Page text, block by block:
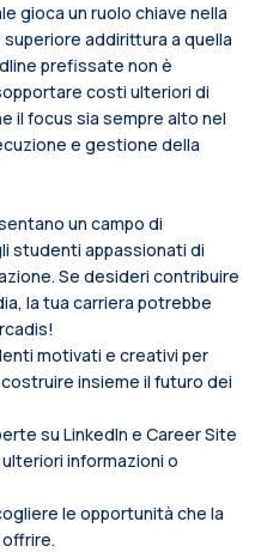
gioca un ruolo chiave nella
addirittura a quella
prefissate non è
costi ulteriori di
il focus sia sempre alto nel
e gestione della
un campo di
studenti appassionati di
Se desideri contribuire
la tua carriera potrebbe
!
motivati e creativi per
insieme il futuro dei
su LinkedIn e Career Site
informazioni o
le opportunità che la